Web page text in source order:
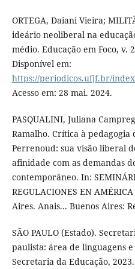
ORTEGA, Daiani Vieira;
ideário neoliberal na
médio. Educação em Foco, v.
Disponível em:
https://periodicos.ufjf.br/
Acesso em: 28 mai. 2024.
PASQUALINI, Juliana
Ramalho. Crítica à pedagogia
Perrenoud: sua visão liberal
afinidade com as demandas
contemporâneo. In:
REGULACIONES EN
Aires. Anais... Buenos Aires:
SÃO PAULO (Estado).
paulista: área de linguagens e
Secretaria da Educação,